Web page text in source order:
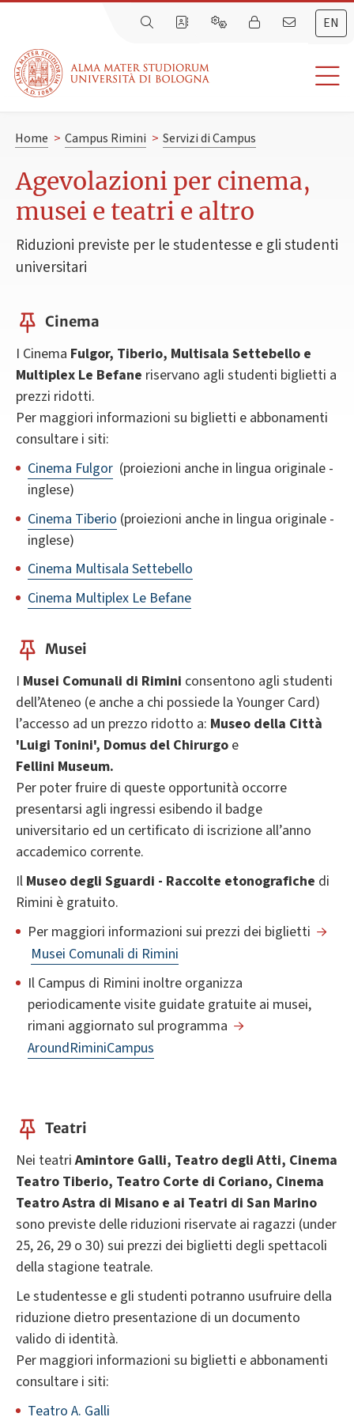
EN
Home > Campus Rimini > Servizi di Campus
Agevolazioni per cinema,
musei e teatri e altro
Riduzioni previste per le studentesse e gli studenti
universitari
Cinema
I Cinema Fulgor, Tiberio, Multisala Settebello e
Multiplex Le Befane riservano agli studenti biglietti a
prezzi ridotti.
Per maggiori informazioni su biglietti e abbonamenti
consultare i siti:
Cinema Fulgor (proiezioni anche in lingua originale -
inglese)
Cinema Tiberio (proiezioni anche in lingua originale -
inglese)
Cinema Multisala Settebello
Cinema Multiplex Le Befane
Musei
I Musei Comunali di Rimini consentono agli studenti
dell’Ateneo (e anche a chi possiede la Younger Card)
l’accesso ad un prezzo ridotto a: Museo della Città
'Luigi Tonini', Domus del Chirurgo e
Fellini Museum.
Per poter fruire di queste opportunità occorre
presentarsi agli ingressi esibendo il badge
universitario ed un certificato di iscrizione all’anno
accademico corrente.
Il Museo degli Sguardi - Raccolte etonografiche di
Rimini è gratuito.
Per maggiori informazioni sui prezzi dei biglietti
Musei Comunali di Rimini
Il Campus di Rimini inoltre organizza
periodicamente visite guidate gratuite ai musei,
rimani aggiornato sul programma
AroundRiminiCampus
Teatri
Nei teatriAmintore Galli, Teatro degli Atti, Cinema
Teatro Tiberio, Teatro Corte di Coriano, Cinema
Teatro Astra di Misano e ai Teatri di San Marino
sono previste delle riduzioni riservate ai ragazzi (under
25, 26, 29 o 30) sui prezzi dei biglietti degli spettacoli
della stagione teatrale.
Le studentesse e gli studenti potranno usufruire della
riduzione dietro presentazione di un documento
valido di identità.
Per maggiori informazioni su biglietti e abbonamenti
consultare i siti:
Teatro A. Galli